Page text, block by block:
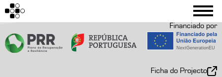
Financiado por
Ficha do Projecto